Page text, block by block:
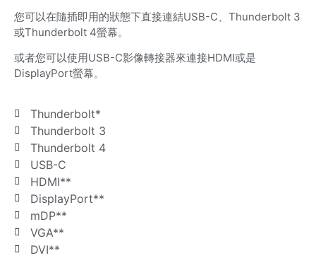
您可以在隨插即用的狀態下直接連結USB-C、Thunderbolt 3
或Thunderbolt 4螢幕。
或者您可以使用USB-C影像轉接器來連接HDMI或是
DisplayPort螢幕。
Thunderbolt*
Thunderbolt 3
Thunderbolt 4
USB-C
HDMI**
DisplayPort**
mDP**
VGA**
DVI**